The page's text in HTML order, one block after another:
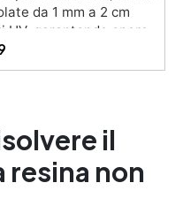
da 1 mm a 2 cm
UV, garantendo opere
nel tempo
bolle per risultati
il
resina non